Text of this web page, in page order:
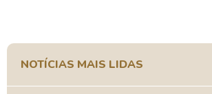
NOTÍCIAS MAIS LIDAS